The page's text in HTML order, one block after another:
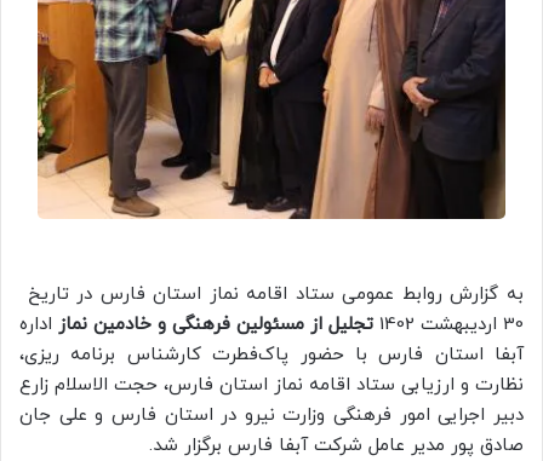
به گزارش روابط عمومی ستاد اقامه نماز استان فارس در تاریخ
30 اردیبهشت 1402
تجلیل از مسئولین فرهنگی و خادمین نماز اداره
آبفا استان فارس با حضور پاک‌فطرت کارشناس برنامه ریزی،
نظارت و ارزیابی ستاد اقامه نماز استان فارس، حجت الاسلام زارع
دبیر اجرایی امور فرهنگی وزارت نیرو در استان فارس و علی جان
صادق پور مدیر عامل شرکت آبفا فارس برگزار شد.